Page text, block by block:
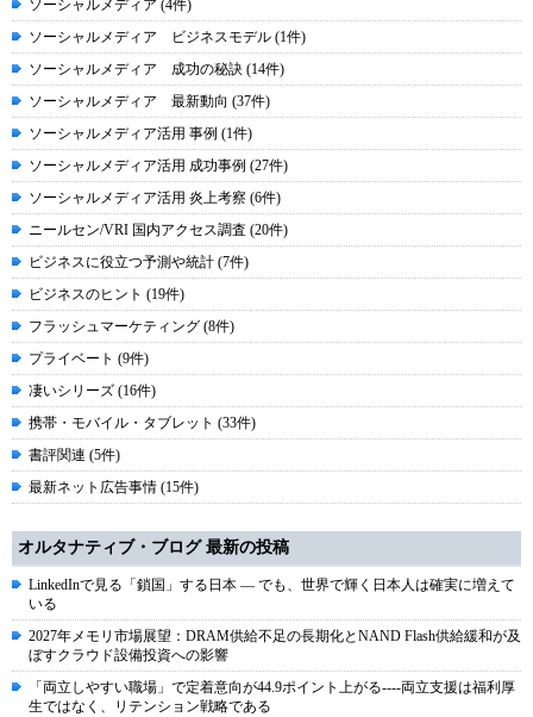
ソーシャルメディア (4件)
ソーシャルメディア ビジネスモデル (1件)
ソーシャルメディア 成功の秘訣 (14件)
ソーシャルメディア 最新動向 (37件)
ソーシャルメディア活用 事例 (1件)
ソーシャルメディア活用 成功事例 (27件)
ソーシャルメディア活用 炎上考察 (6件)
ニールセン/VRI 国内アクセス調査 (20件)
ビジネスに役立つ予測や統計 (7件)
ビジネスのヒント (19件)
フラッシュマーケティング (8件)
プライベート (9件)
凄いシリーズ (16件)
携帯・モバイル・タブレット (33件)
書評関連 (5件)
最新ネット広告事情 (15件)
オルタナティブ・ブログ 最新の投稿
LinkedInで見る「鎖国」する日本 ― でも、世界で輝く日本人は確実に増えて
いる
2027年メモリ市場展望：DRAM供給不足の長期化とNAND Flash供給緩和が及
ぼすクラウド設備投資への影響
「両立しやすい職場」で定着意向が44.9ポイント上がる----両立支援は福利厚
生ではなく、リテンション戦略である